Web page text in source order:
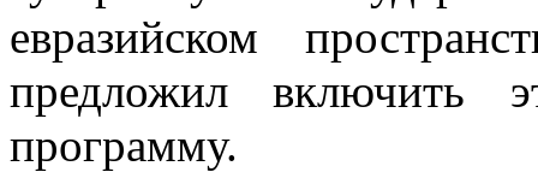
евразийском
предложил включить
программу.